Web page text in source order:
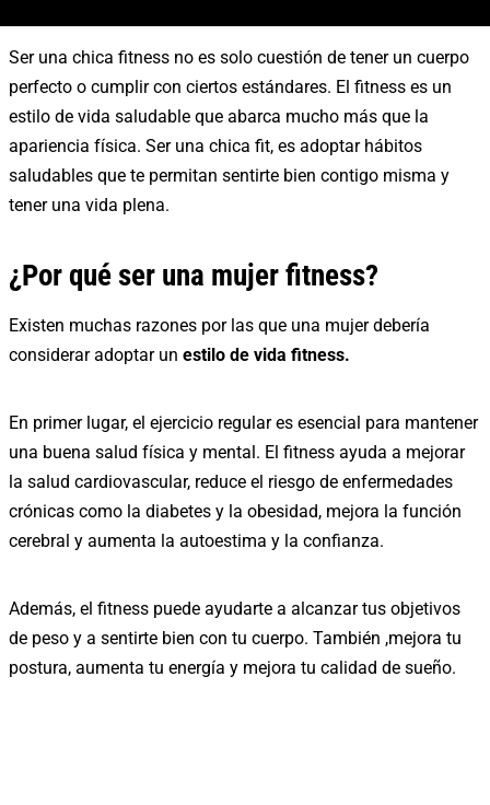
Ser una chica fitness no es solo cuestión de tener un cuerpo
perfecto o cumplir con ciertos estándares. El fitness es un
estilo de vida saludable que abarca mucho más que la
apariencia física. Ser una chica fit, es adoptar hábitos
saludables que te permitan sentirte bien contigo misma y
tener una vida plena.
¿Por qué ser una mujer fitness?
Existen muchas razones por las que una mujer debería
considerar adoptar un estilo de vida fitness.
En primer lugar, el ejercicio regular es esencial para mantener
una buena salud física y mental. El fitness ayuda a mejorar
la salud cardiovascular, reduce el riesgo de enfermedades
crónicas como la diabetes y la obesidad, mejora la función
cerebral y aumenta la autoestima y la confianza.
Además, el fitness puede ayudarte a alcanzar tus objetivos
de peso y a sentirte bien con tu cuerpo. También ,mejora tu
postura, aumenta tu energía y mejora tu calidad de sueño.